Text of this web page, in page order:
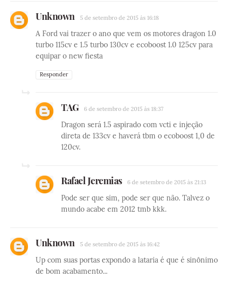
Unknown 5 de setembro de 2015 às 16:18
A Ford vai trazer o ano que vem os motores dragon 1.0
turbo 115cv e 1.5 turbo 130cv e ecoboost 1.0 125cv para
equipar o new fiesta
Responder
TAG 6 de setembro de 2015 às 18:37
Dragon será 1.5 aspirado com vcti e injeção
direta de 133cv e haverá tbm o ecoboost 1,0 de
120cv.
Rafael Jeremias 6 de setembro de 2015 às 21:13
Pode ser que sim, pode ser que não. Talvez o
mundo acabe em 2012 tmb kkk.
Unknown 5 de setembro de 2015 às 16:42
Up com suas portas expondo a lataria é que é sinônimo
de bom acabamento...